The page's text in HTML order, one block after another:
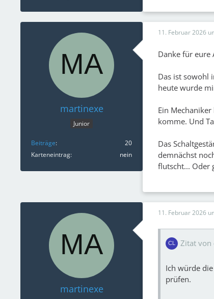
martinexe
Junior
Beiträge
20
Karteneintrag
nein
11. Februar 2026
Danke für eure
Das ist sowohl
heute wurde
Ein
komme. Und
Das
demnächst
flutscht... Oder
martinexe
11. Februar 2026
Zitat von
Ich würde
prüfen.